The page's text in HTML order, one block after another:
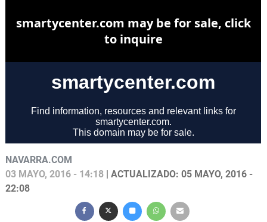
NAVARRA.COM
03 MAYO, 2016 - 14:18 | ACTUALIZADO: 05 MAYO, 2016 -
22:08